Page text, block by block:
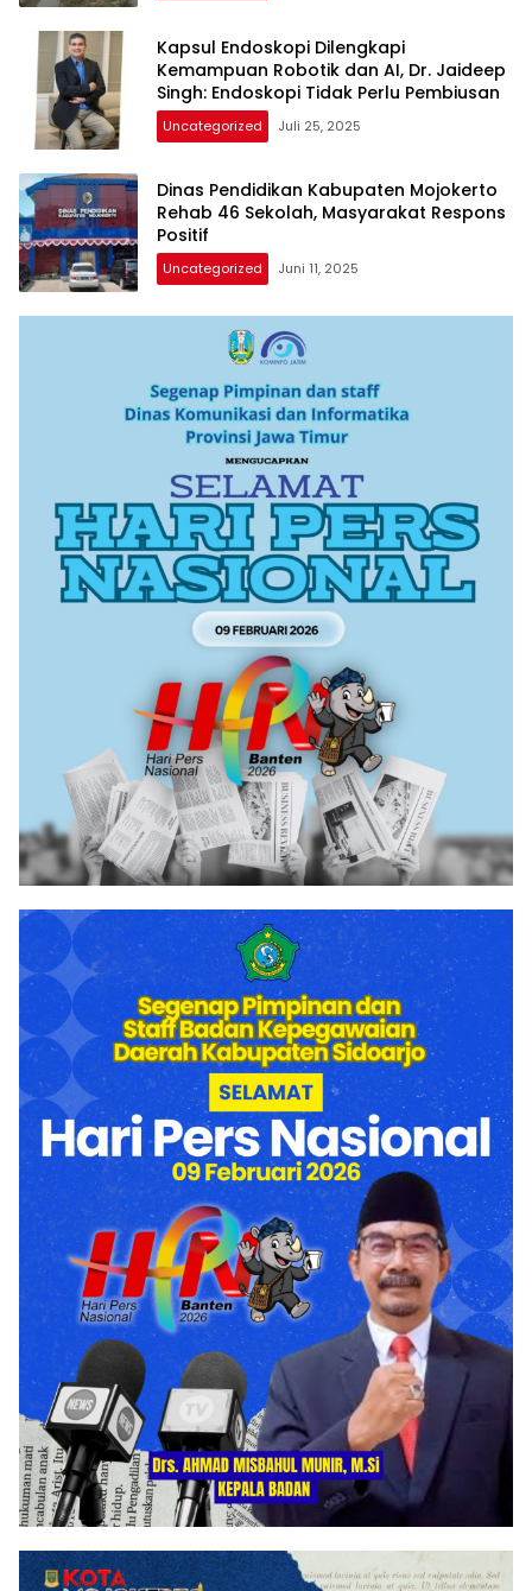
Kapsul Endoskopi Dilengkapi
Kemampuan Robotik dan AI, Dr. Jaideep
Singh: Endoskopi Tidak Perlu Pembiusan
Uncategorized Juli 25, 2025
Dinas Pendidikan Kabupaten Mojokerto
Rehab 46 Sekolah, Masyarakat Respons
Positif
Uncategorized Juni 11, 2025